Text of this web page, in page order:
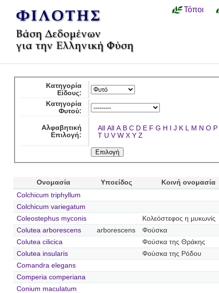
Τόποι
Κατηγορία
Είδους:
Κατηγορία
Φυτού:
Αλφαβητική
Επιλογή:
All All A B C D E F G H I J K L M N O P
T U V W X Y Z
Ονομασία Υποείδος
Κοινή ονομασία
Colchicum triphyllum
Colchicum variegatum
Coleostephus myconis
Κολεόστεφος η μυκωνίς
Colutea arborescens
arborescens
Φούσκα
Colutea cilicica
Φούσκα της Θράκης
Colutea insularis
Φούσκα της Ρόδου
Comandra elegans
Comperia comperiana
Conium maculatum